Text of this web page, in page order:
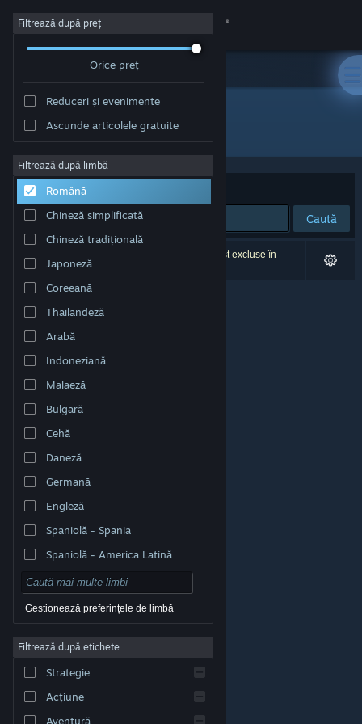
Conectează-te
Despre
Asistență
Schimbă limba
Vezi site în versiunea pentru desktop
© Valve Corporation. Toate drepturile rezervate. Toate
respectivi în SUA și celelalte țări.
Acordul Steam pentru abonați
Cookie-uri
Filtrează după preț
Orice preț
Reduceri și evenimente
Ascunde articolele gratuite
Filtrează după limbă
Română
Chineză simplificată
Chineză tradițională
Japoneză
Coreeană
Thailandeză
Arabă
Indoneziană
Malaeză
Bulgară
Cehă
Daneză
Germană
Engleză
Spaniolă - Spania
Spaniolă - America Latină
Gestionează preferințele de limbă
Filtrează după etichete
Strategie
Acțiune
Aventură
Dezvoltator: Tiger Style
Sortează după
Caută
0 rezultate corespund căutării tale. 4 titluri au fost excluse în
funcție de preferințele tale.